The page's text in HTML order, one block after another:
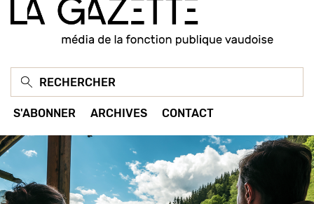
S'ABONNER ARCHIVES CONTACT